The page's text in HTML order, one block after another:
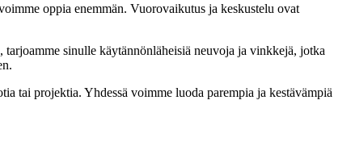
oppia enemmän. Vuorovaikutus ja keskustelu ovat
tarjoamme sinulle käytännönläheisiä neuvoja ja vinkkejä, jotka
tai projektia. Yhdessä voimme luoda parempia ja kestävämpiä